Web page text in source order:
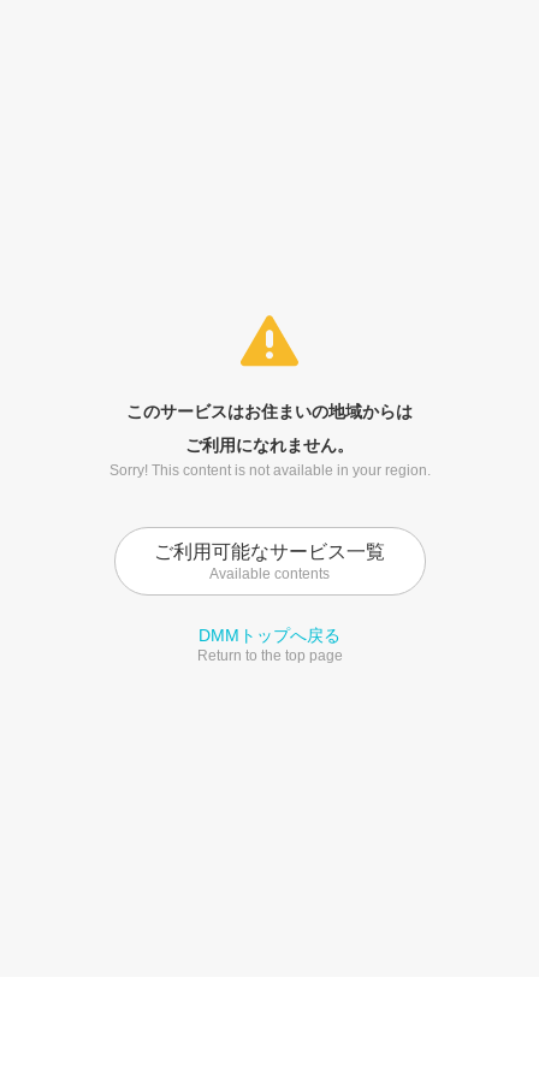
このサービスはお住まいの地域からは
ご利用になれません。
Sorry! This content is not available in your region.
ご利用可能なサービス一覧
Available contents
DMMトップへ戻る
Return to the top page